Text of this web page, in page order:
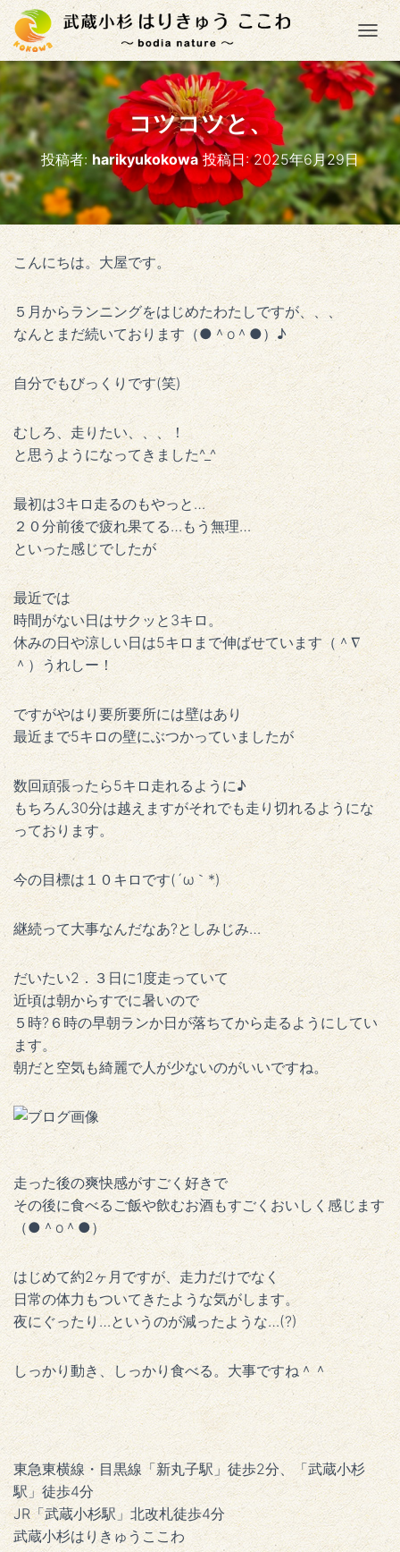
ナ
コツコツと、
投稿者: harikyukokowa投稿日:2025年6月29日
こんにちは。大屋です。
５月からランニングをはじめたわたしですが、、、
なんとまだ続いております（●＾o＾●）♪
自分でもびっくりです(笑)
むしろ、走りたい、、、！
と思うようになってきました^_^
最初は3キロ走るのもやっと…
２０分前後で疲れ果てる…もう無理…
といった感じでしたが
最近では
時間がない日はサクッと3キロ。
休みの日や涼しい日は5キロまで伸ばせています（＾∇
＾）うれしー！
ですがやはり要所要所には壁はあり
最近まで5キロの壁にぶつかっていましたが
数回頑張ったら5キロ走れるように♪
もちろん30分は越えますがそれでも走り切れるようにな
っております。
今の目標は１０キロです(´ω｀*)
継続って大事なんだなあ?としみじみ…
だいたい2．３日に1度走っていて
近頃は朝からすでに暑いので
５時?６時の早朝ランか日が落ちてから走るようにしてい
ます。
朝だと空気も綺麗で人が少ないのがいいですね。
走った後の爽快感がすごく好きで
その後に食べるご飯や飲むお酒もすごくおいしく感じます
（●＾o＾●）
はじめて約2ヶ月ですが、走力だけでなく
日常の体力もついてきたような気がします。
夜にぐったり…というのが減ったような…(?)
しっかり動き、しっかり食べる。大事ですね＾＾
東急東横線・目黒線「新丸子駅」徒歩2分、「武蔵小杉
駅」徒歩4分
JR「武蔵小杉駅」北改札徒歩4分
武蔵小杉はりきゅうここわ